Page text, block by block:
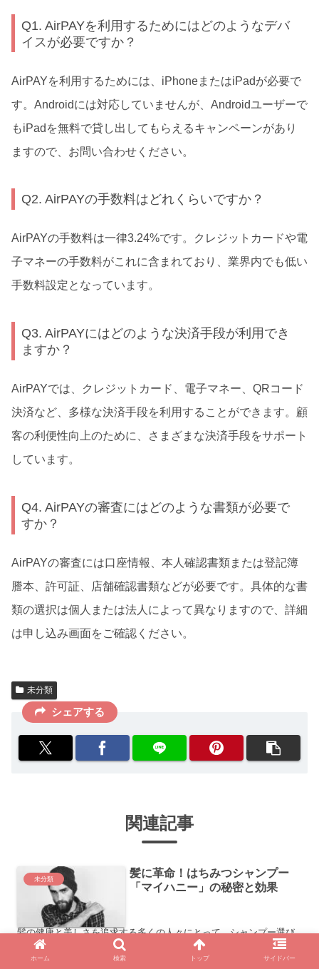
Q1. AirPAYを利用するためにはどのようなデバ
イスが必要ですか？
AirPAYを利用するためには、iPhoneまたはiPadが必要で
す。Androidには対応していませんが、Androidユーザーで
もiPadを無料で貸し出してもらえるキャンペーンがあり
ますので、お問い合わせください。
Q2. AirPAYの手数料はどれくらいですか？
AirPAYの手数料は一律3.24%です。クレジットカードや電
子マネーの手数料がこれに含まれており、業界内でも低い
手数料設定となっています。
Q3. AirPAYにはどのような決済手段が利用でき
ますか？
AirPAYでは、クレジットカード、電子マネー、QRコード
決済など、多様な決済手段を利用することができます。顧
客の利便性向上のために、さまざまな決済手段をサポート
しています。
Q4. AirPAYの審査にはどのような書類が必要で
すか？
AirPAYの審査には口座情報、本人確認書類または登記簿
謄本、許可証、店舗確認書類などが必要です。具体的な書
類の選択は個人または法人によって異なりますので、詳細
は申し込み画面をご確認ください。
未分類
シェアする
関連記事
未分類
髪に革命！はちみつシャンプー
「マイハニー」の秘密と効果
髪の健康と美しさを追求する多くの人々にとって、シャンプー選び
は日々のルーチンの中で重要な部分を占めます。そんな中、自然由
来成分に注目が集まるなかで、「はちみつ シャンプー マイハニー」
ホーム 検索 トップ サイドバー